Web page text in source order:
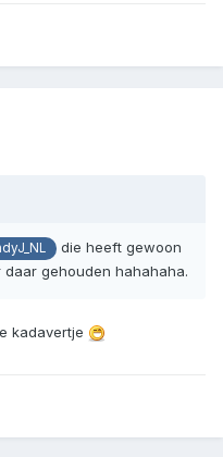
die heeft gewoon
gehouden hahahaha.
kadavertje